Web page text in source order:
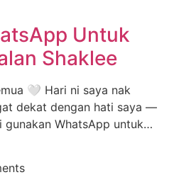
Untuk
Shaklee
🤍 Hari ni saya nak
dekat dengan hati saya —
gunakan WhatsApp untuk…